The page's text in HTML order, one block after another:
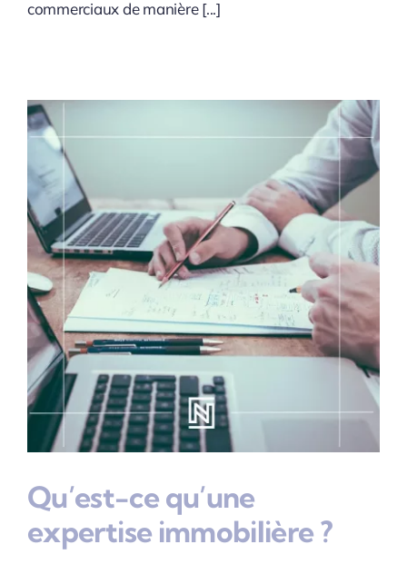
commerciaux de manière [...]
Qu’est-ce qu’une
expertise immobilière ?